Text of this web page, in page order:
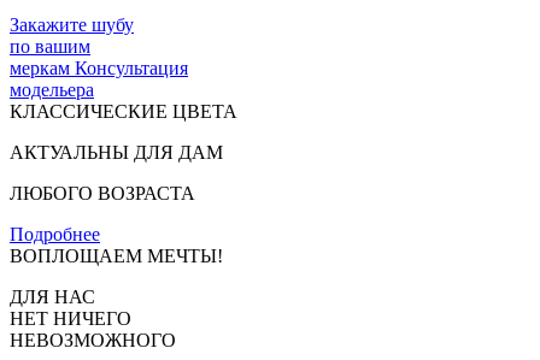
Закажите шубу
по вашим
меркам Консультация
модельера
КЛАССИЧЕСКИЕ ЦВЕТА
АКТУАЛЬНЫ ДЛЯ ДАМ
ЛЮБОГО ВОЗРАСТА
Подробнее
ВОПЛОЩАЕМ МЕЧТЫ!
ДЛЯ НАС
НЕТ НИЧЕГО
НЕВОЗМОЖНОГО